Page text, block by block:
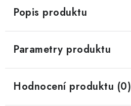
Popis produktu
Parametry produktu
Hodnocení produktu (0)